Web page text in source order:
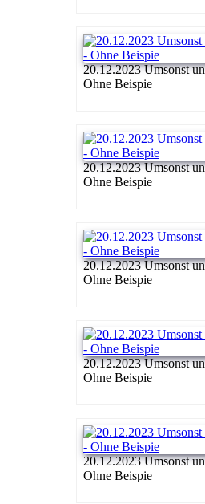
20.12.2023 Umsonst
Ohne Beispie
20.12.2023 Umsonst
Ohne Beispie
20.12.2023 Umsonst
Ohne Beispie
20.12.2023 Umsonst
Ohne Beispie
20.12.2023 Umsonst
Ohne Beispie